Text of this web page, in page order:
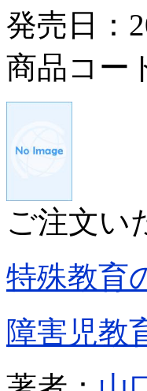
発売日：
商品コー
ご注文い
特殊教
障害児教